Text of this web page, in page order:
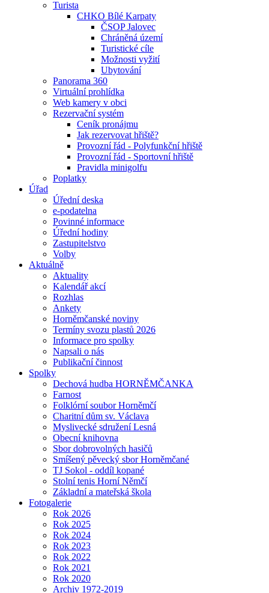
Turista
CHKO Bílé Karpaty
ČSOP Jalovec
Chráněná území
Turistické cíle
Možnosti vyžití
Ubytování
Panorama 360
Virtuální prohlídka
Web kamery v obci
Rezervační systém
Ceník pronájmu
Jak rezervovat hřiště?
Provozní řád - Polyfunkční hřiště
Provozní řád - Sportovní hřiště
Pravidla minigolfu
Poplatky
Úřad
Úřední deska
e-podatelna
Povinné informace
Úřední hodiny
Zastupitelstvo
Volby
Aktuálně
Aktuality
Kalendář akcí
Rozhlas
Ankety
Horněmčanské noviny
Termíny svozu plastů 2026
Informace pro spolky
Napsali o nás
Publikační činnost
Spolky
Dechová hudba HORNĚMČANKA
Farnost
Folklórní soubor Horněmčí
Charitní dům sv. Václava
Myslivecké sdružení Lesná
Obecní knihovna
Sbor dobrovolných hasičů
Smíšený pěvecký sbor Horněmčané
TJ Sokol - oddíl kopané
Stolní tenis Horní Němčí
Základní a mateřská škola
Fotogalerie
Rok 2026
Rok 2025
Rok 2024
Rok 2023
Rok 2022
Rok 2021
Rok 2020
Archiv 1972-2019